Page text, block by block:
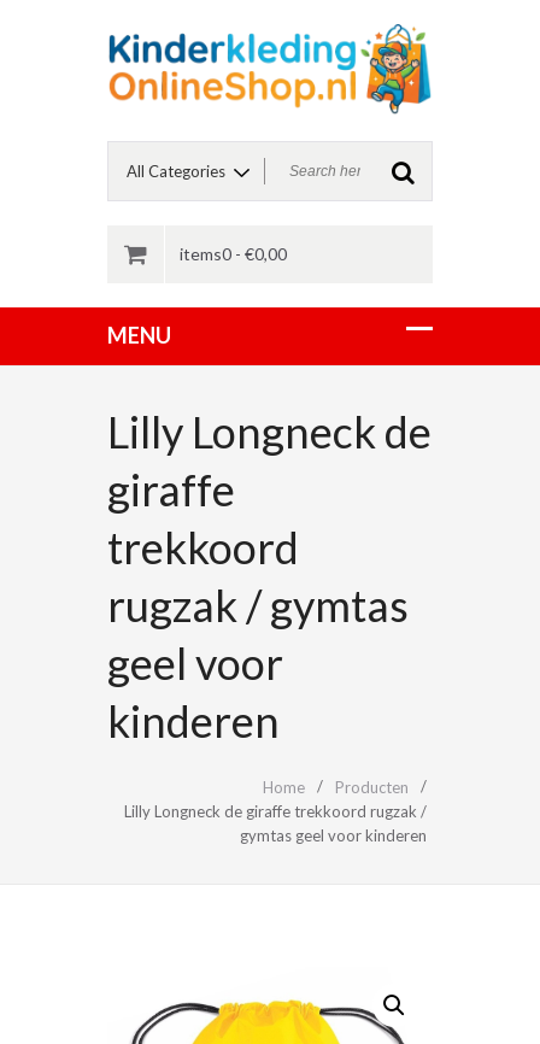
items0 - €0,00
Lilly Longneck de
giraffe
trekkoord
rugzak / gymtas
geel voor
kinderen
Home
Producten
Lilly Longneck de giraffe trekkoord rugzak /
gymtas geel voor kinderen